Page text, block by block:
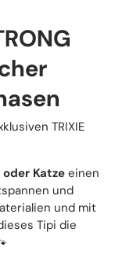
TRIXIE
oder Katzeeinen
und
und mit
Tipi die